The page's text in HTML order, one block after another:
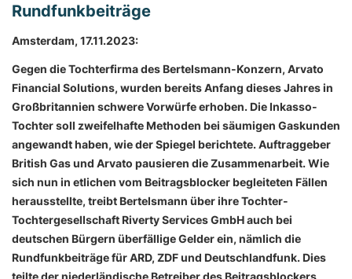
Rundfunkbeiträge
Amsterdam, 17.11.2023:
Gegen die Tochterfirma des Bertelsmann-Konzern, Arvato
Financial Solutions, wurden bereits Anfang dieses Jahresin
Großbritannien schwere Vorwürfe erhoben. Die Inkasso-
Tochter soll zweifelhafte Methoden bei säumigen Gaskunden
angewandt haben, wie der Spiegel berichtete. Auftraggeber
British Gas und Arvato pausieren die Zusammenarbeit.Wie
sich nun in etlichen vom Beitragsblocker begleiteten Fällen
herausstellte, treibt Bertelsmann über ihre Tochter-
Tochtergesellschaft RivertyServices GmbH auch bei
deutschen Bürgern überfällige Gelder ein, nämlich die
Rundfunkbeiträge für ARD, ZDF und Deutschlandfunk. Dies
teilte der niederländische Betreiber des Beitragsblockers